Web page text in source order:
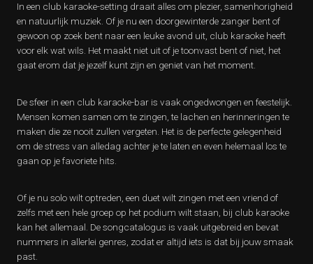
In een club karaoke-setting draait alles om plezier, samenhorigheid
en natuurlijk muziek. Of je nu een doorgewinterde zanger bent of
gewoon op zoek bent naar een leuke avond uit, club karaoke heeft
voor elk wat wils. Het maakt niet uit of je toonvast bent of niet, het
gaat erom dat je jezelf kunt zijn en geniet van het moment.
De sfeer in een club karaoke-bar is vaak ongedwongen en feestelijk.
Mensen komen samen om te zingen, te lachen en herinneringen te
maken die ze nooit zullen vergeten. Het is de perfecte gelegenheid
om de stress van alledag achter je te laten en even helemaal los te
gaan op je favoriete hits.
Of je nu solo wilt optreden, een duet wilt zingen met een vriend of
zelfs met een hele groep op het podium wilt staan, bij club karaoke
kan het allemaal. De songcatalogus is vaak uitgebreid en bevat
nummers in allerlei genres, zodat er altijd iets is dat bij jouw smaak
past.